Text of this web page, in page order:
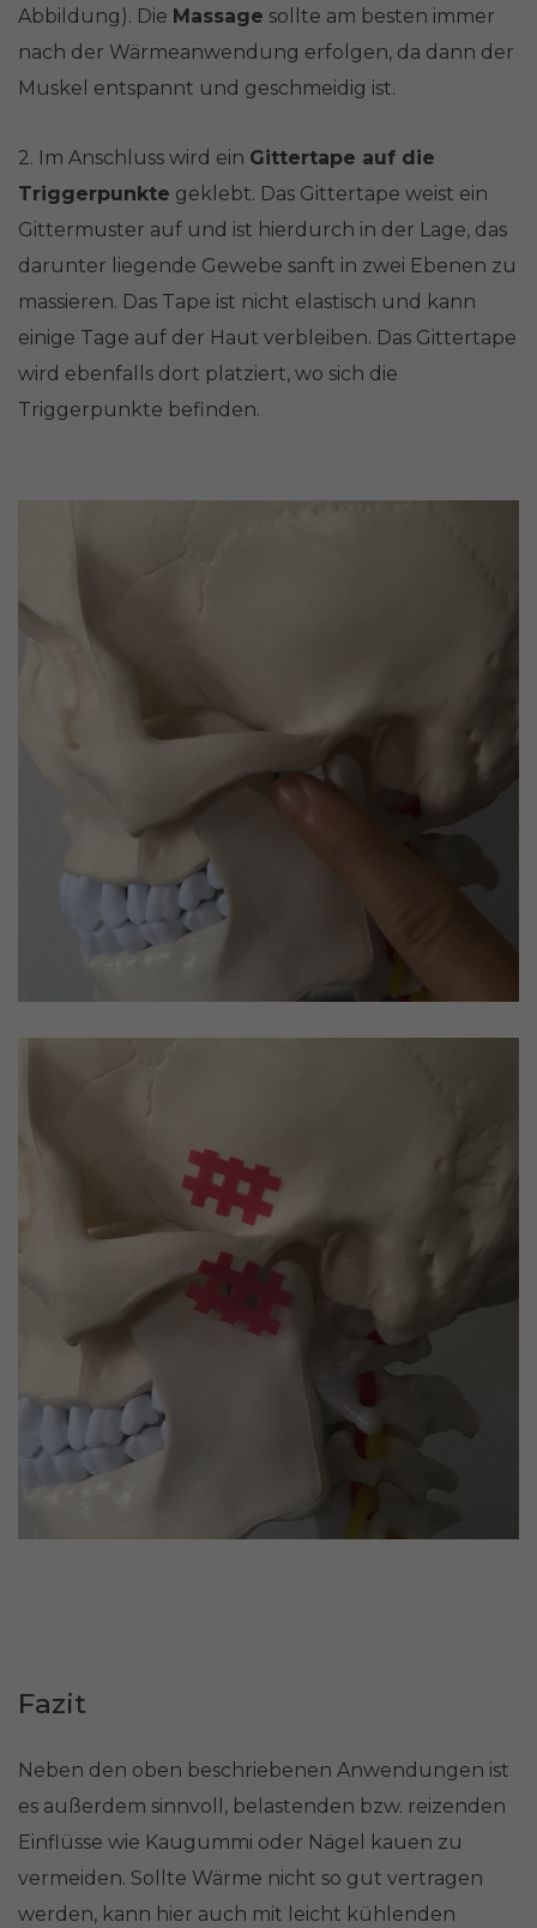
Abbildung). Die Massage sollte am besten immer
nach der Wärmeanwendung erfolgen, da dann der
Muskel entspannt und geschmeidig ist.
2. Im Anschluss wird ein Gittertape auf die
Triggerpunkte geklebt. Das Gittertape weist ein
Gittermuster auf und ist hierdurch in der Lage, das
darunter liegende Gewebe sanft in zwei Ebenen zu
massieren. Das Tape ist nicht elastisch und kann
einige Tage auf der Haut verbleiben. Das Gittertape
wird ebenfalls dort platziert, wo sich die
Triggerpunkte befinden.
Fazit
Neben den oben beschriebenen Anwendungen ist
es außerdem sinnvoll, belastenden bzw. reizenden
Einflüsse wie Kaugummi oder Nägel kauen zu
vermeiden. Sollte Wärme nicht so gut vertragen
werden, kann hier auch mit leicht kühlenden